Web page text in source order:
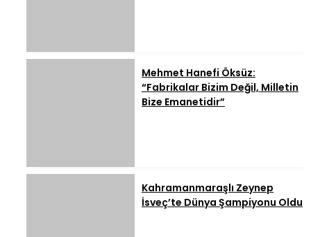
Mehmet Hanefi Öksüz:
“Fabrikalar Bizim Değil, Milletin
Bize Emanetidir”
Kahramanmaraşlı Zeynep
İsveç’te Dünya Şampiyonu Oldu